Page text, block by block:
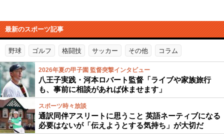
最新のスポーツ記事
野球 ゴルフ 格闘技 サッカー その他 コラム
2026年夏の甲子園 監督突撃インタビュー
八王子実践・河本ロバート監督「ライブや家族旅行
も、事前に相談があれば休ませます」
スポーツ時々放談
通訳同伴アスリートに思うこと 英語ネーティブになる
必要はないが「伝えようとする気持ち」が大切だ